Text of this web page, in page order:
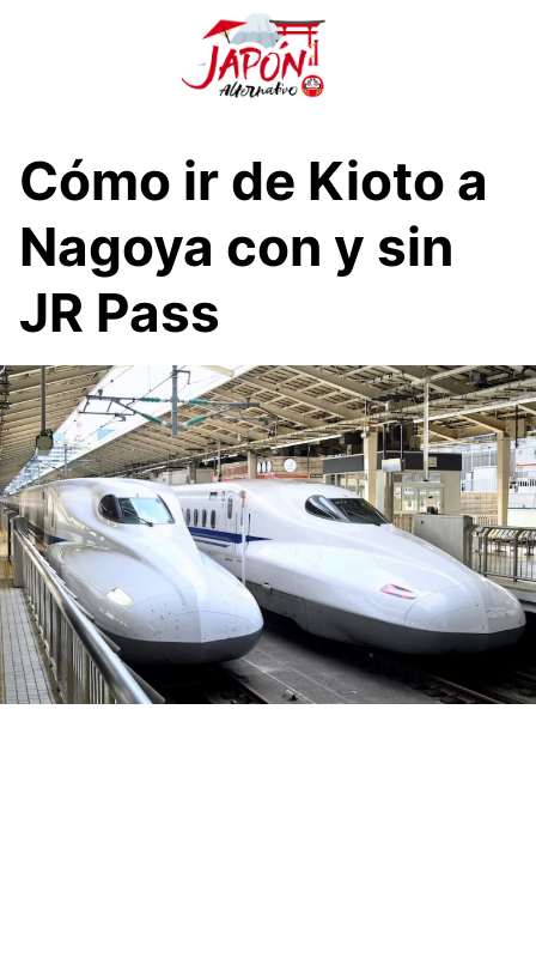
e
n
i
d
o
Cómo ir de Kioto a
Nagoya con y sin
JR Pass